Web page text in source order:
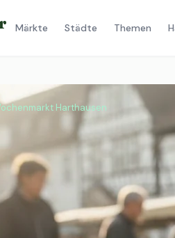
Märkte Städte Themen
Harthausen